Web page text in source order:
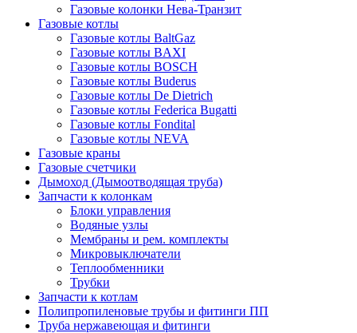
Газовые колонки Нева-Транзит
Газовые котлы
Газовые котлы BaltGaz
Газовые котлы BAXI
Газовые котлы BOSCH
Газовые котлы Buderus
Газовые котлы De Dietrich
Газовые котлы Federica Bugatti
Газовые котлы Fondital
Газовые котлы NEVA
Газовые краны
Газовые счетчики
Дымоход (Дымоотводящая труба)
Запчасти к колонкам
Блоки управления
Водяные узлы
Мембраны и рем. комплекты
Микровыключатели
Теплообменники
Трубки
Запчасти к котлам
Полипропиленовые трубы и фитинги ПП
Труба нержавеющая и фитинги